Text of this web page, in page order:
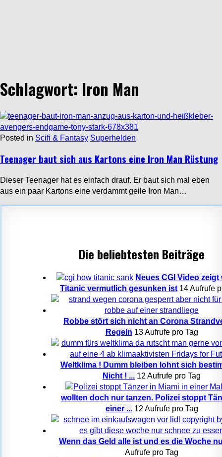
Schlagwort: Iron Man
Posted in Scifi & Fantasy Superhelden
Teenager baut sich aus Kartons eine Iron Man Rüstung
Dieser Teenager hat es einfach drauf. Er baut sich mal eben
aus ein paar Kartons eine verdammt geile Iron Man…
Die beliebtesten Beiträge
Neues CGI Video zeigt
Titanic vermutlich gesunken ist 14 Aufrufe
Robbe stört sich nicht an Corona
Regeln 13 Aufrufe pro Tag
Weltklima ! Dumm bleiben lohnt sich
Nicht ! ... 12 Aufrufe pro Tag
wollten doch nur tanzen. Polizei stoppt
einer ... 12 Aufrufe pro Tag
Wenn das Geld alle ist und es die Woche
Aufrufe pro Tag